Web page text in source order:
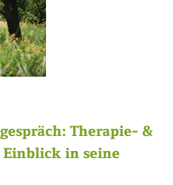
Therapie- &
in seine